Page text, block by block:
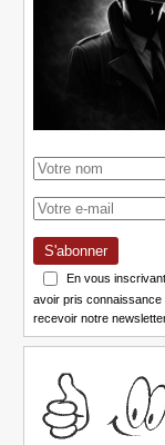
S'abonner
En vous
avoir pris
recevoir notre